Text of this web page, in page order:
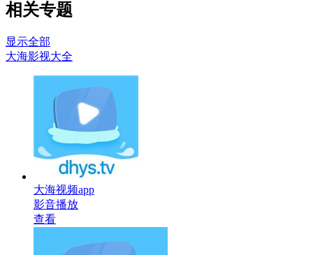
相关专题
显示全部
大海影视大全
大海视频app
影音播放
查看